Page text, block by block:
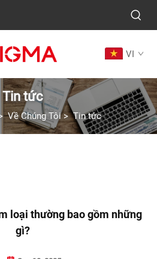
VI
Tin tức
Về Chúng Tôi>Tin tức
loại thường bao gồm những
gì?